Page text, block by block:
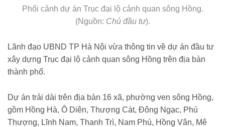
Phối cảnh dự án Trục đại lộ cảnh quan sông Hồng.
(Nguồn: Chủ đầu tư).
Lãnh đạo UBND TP Hà Nội vừa thông tin về dự án đầu tư
xây dựng Trục đại lộ cảnh quan sông Hồng trên địa bàn
thành phố.
Dự án trải dài trên địa bàn 16 xã, phường ven sông Hồng,
gồm Hồng Hà, Ô Diên, Thượng Cát, Đông Ngạc, Phú
Thượng, Lĩnh Nam, Thanh Trì, Nam Phú, Hồng Vân, Mê